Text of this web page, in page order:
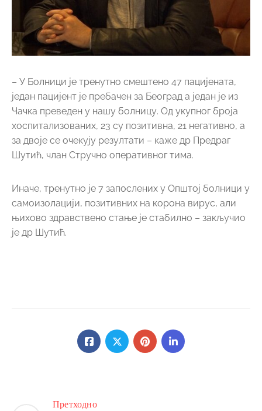
– У Болници је тренутно смештено 47 пацијената,
један пацијент је пребачен за Београд а један је из
Чачка преведен у нашу болницу. Од укупног броја
хоспитализованих, 23 су позитивна, 21 негативно, а
за двоје се очекују резултати – каже др Предраг
Шутић, члан Стручно оперативног тима.
Иначе, тренутно је 7 запослених у Општој болници у
самоизолацији, позитивних на корона вирус, али
њихово здравствено стање је стабилно – закључио
је др Шутић.
Претходно